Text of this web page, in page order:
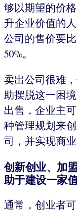
够以期望的价
升企业价值的
公司的售价要
50%。
卖出公司很难
助摆脱这一困
出售，企业主
种管理规划来
司，并实现商业
创新创业、加
助于建设一家
通常，创业者